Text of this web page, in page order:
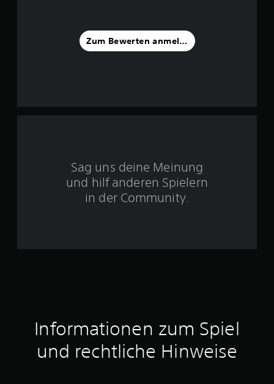
5
n
u
s
Zum Bewerten anmelden
Sag uns deine Meinung
und hilf anderen Spielern
in der Community.
Informationen zum Spiel
und rechtliche Hinweise